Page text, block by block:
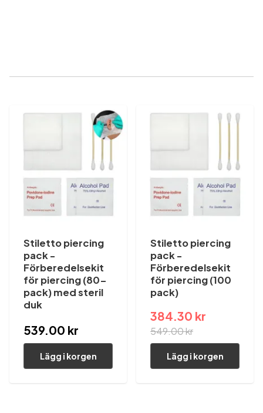
Stiletto piercing
pack -
Förberedelsekit
för piercing (80-
pack) med steril
duk
539.00 kr
Lägg i korgen
Stiletto piercing
pack -
Förberedelsekit
för piercing (100
pack)
384.30 kr
549.00 kr
Lägg i korgen